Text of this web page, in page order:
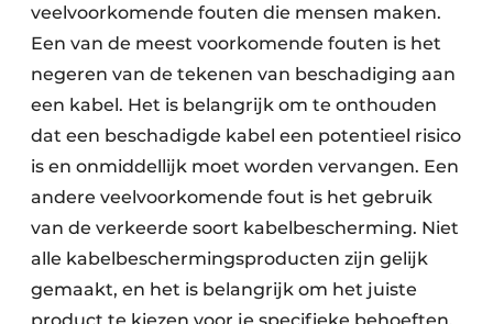
veelvoorkomende fouten die mensen maken.
Een van de meest voorkomende fouten is het
negeren van de tekenen van beschadiging aan
een kabel. Het is belangrijk om te onthouden
dat een beschadigde kabel een potentieel risico
is en onmiddellijk moet worden vervangen. Een
andere veelvoorkomende fout is het gebruik
van de verkeerde soort kabelbescherming. Niet
alle kabelbeschermingsproducten zijn gelijk
gemaakt, en het is belangrijk om het juiste